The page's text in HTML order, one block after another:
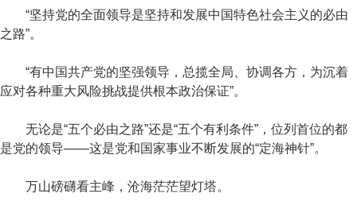
“坚持党的全面领导是坚持和发展中国特色社会主义的必由
之路”。
“有中国共产党的坚强领导，总揽全局、协调各方，为沉着
应对各种重大风险挑战提供根本政治保证”。
无论是“五个必由之路”还是“五个有利条件”，位列首位的都
是党的领导——这是党和国家事业不断发展的“定海神针”。
万山磅礴看主峰，沧海茫茫望灯塔。